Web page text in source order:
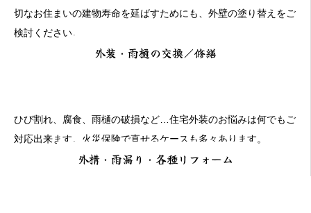
切なお住まいの建物寿命を延ばすためにも、外壁の塗り替えをご
検討ください。
外装・雨樋の交換／修繕
ひび割れ、腐食、雨樋の破損など…住宅外装のお悩みは何でもご
対応出来ます。火災保険で直せるケースも多々あります。
外構・雨漏り・各種リフォーム